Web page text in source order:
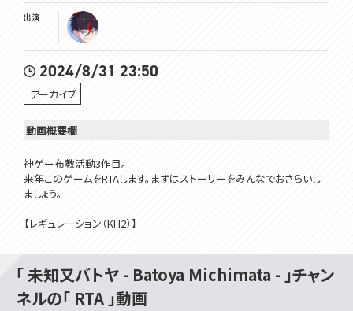
出演
2024/8/31 23:50
アーカイブ
動画概要欄
神ゲー布教活動3作目。
来年このゲームをRTAします。まずはストーリーをみんなでおさらいし
ましょう。
【レギュレーション（KH2）】
・一見RTAっぽいタイトルだがストーリーを堪能するのが目的のため基
本「イベントスキップ」はしない。
・飛ばせるワールドは飛ばす。（後日やる。）
・原則エンディングまで寝ない。（どうしてもという場合は寝てもいい。）
「 未知又バトヤ - Batoya Michimata - 」チャン
ネルの「 RTA 」動画